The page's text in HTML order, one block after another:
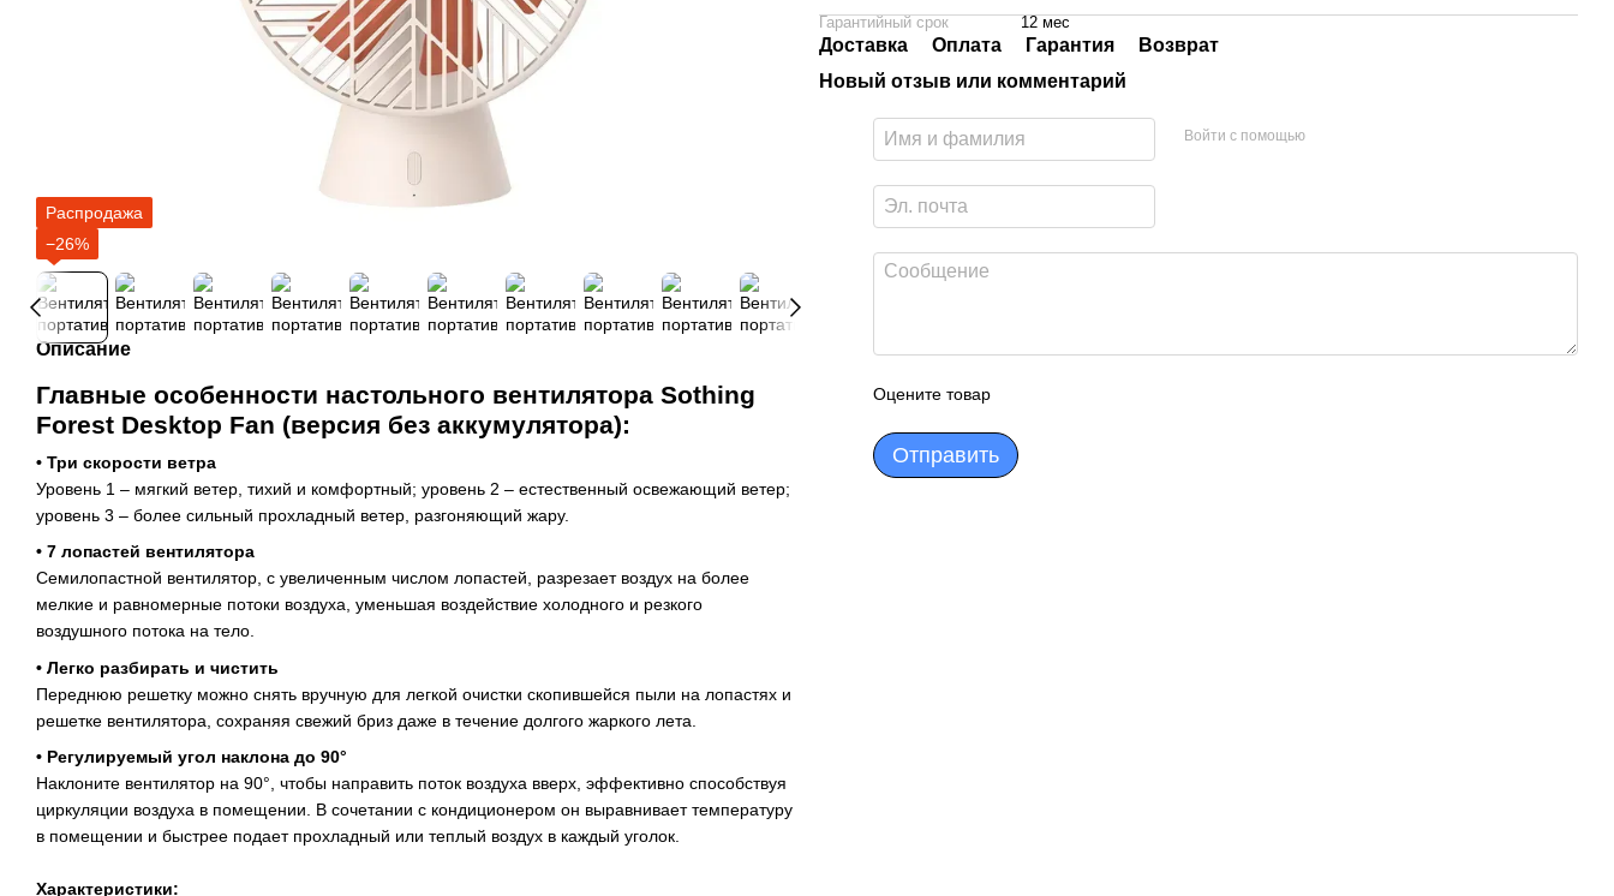
Распродажа
−26%
Описание
Главные особенности настольного вентилятора Sothing
Forest Desktop Fan (версия без аккумулятора):
• Три скорости ветра
Уровень 1 – мягкий ветер, тихий и комфортный; уровень 2 – естественный освежающий ветер;
уровень 3 – более сильный прохладный ветер, разгоняющий жару.
• 7 лопастей вентилятора
Семилопастной вентилятор, с увеличенным числом лопастей, разрезает воздух на более
мелкие и равномерные потоки воздуха, уменьшая воздействие холодного и резкого
воздушного потока на тело.
• Легко разбирать и чистить
Переднюю решетку можно снять вручную для легкой очистки скопившейся пыли на лопастях и
решетке вентилятора, сохраняя свежий бриз даже в течение долгого жаркого лета.
• Регулируемый угол наклона до 90°
Наклоните вентилятор на 90°, чтобы направить поток воздуха вверх, эффективно способствуя
циркуляции воздуха в помещении. В сочетании с кондиционером он выравнивает температуру
в помещении и быстрее подает прохладный или теплый воздух в каждый уголок.
Характеристики:
Гарантийный срок
12 мес
Доставка Оплата Гарантия
Возврат
Новый отзыв или комментарий
Войти с помощью
Оцените товар
Отправить